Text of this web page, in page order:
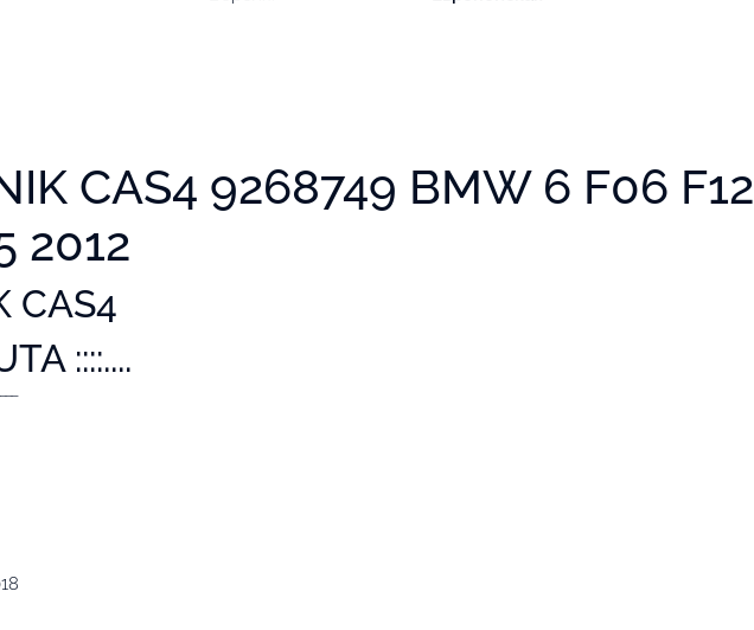
CAS4 9268749 BMW 6 F06 F12
2012
CAS4
::::....